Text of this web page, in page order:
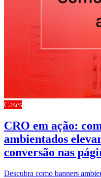
Cases
CRO em ação:
ambientados
conversão nas
Descubra como banners